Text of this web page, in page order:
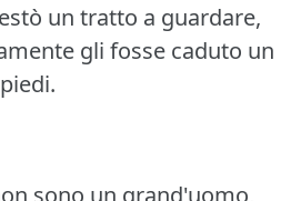
un tratto a guardare,
gli fosse caduto un
sono un grand'uomo,